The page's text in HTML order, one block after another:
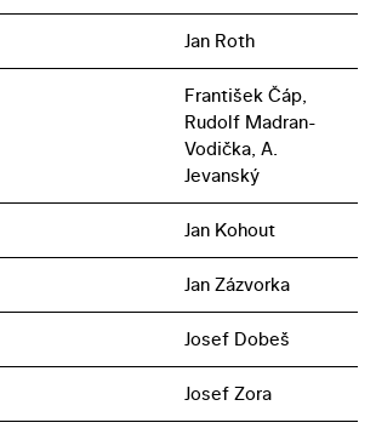
Jan Roth
František Čáp,
Rudolf Madran-
Vodička, A.
Jevanský
Jan Kohout
Jan Zázvorka
Josef Dobeš
Josef Zora